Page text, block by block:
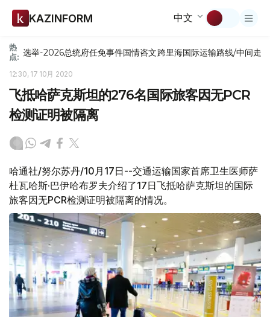
KAZINFORM 中文
热
点: 选举-2026总统府任免事件国情咨文跨里海国际运输路线/中间走廊
12:30, 17 10月 2020
飞抵哈萨克斯坦的276名国际旅客因无PCR
检测证明被隔离
哈通社/努尔苏丹/10月17日--交通运输国家首席卫生医师萨
杜瓦哈斯·巴伊哈布罗夫介绍了17日飞抵哈萨克斯坦的国际
旅客因无PCR检测证明被隔离的情况。